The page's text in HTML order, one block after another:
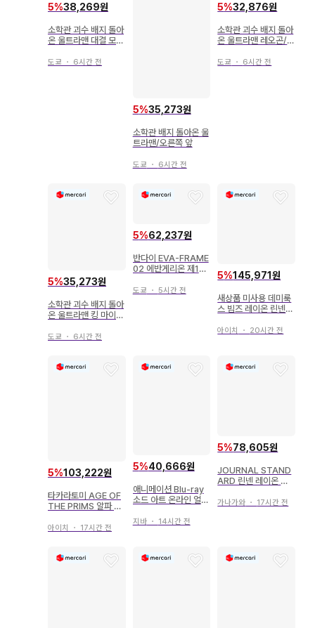
5%38,269원
소학관 괴수 배지 돌아
온 울트라맨 대결 모그
도쿄 ・ 6시간 전
5%35,273원
소학관 배지 돌아온 울
트라맨/오른쪽 앞
도쿄 ・ 6시간 전
5%32,876원
소학관 괴수 배지 돌아
온 울트라맨 레오곤/오
도쿄 ・ 6시간 전
5%35,273원
소학관 괴수 배지 돌아
온 울트라맨 킹 마이마
도쿄 ・ 6시간 전
5%62,237원
반다이 EVA-FRAME
02 에반게리온 제13
트+옵션 세트 B 1+2
도쿄 ・ 5시간 전
5%145,971원
새상품 미사용 데미룩
스 빔즈 레이온 린넨
6
아이치 ・ 20시간 전
5%103,222원
타카라토미 AGE OF
THE PRIMS 알파 트
아이치 ・ 17시간 전
5%40,666원
애니메이션 Blu-ray
소드 아트 온라인 얼터
완전 생산 한정판 2
지바・ 14시간 전
5%78,605원
JOURNAL STAND
ARD 린넨 레이온 스
가나가와 ・ 17시간 전